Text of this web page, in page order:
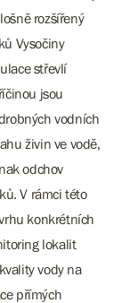
rozšířený
Vysočiny
střevlí
jsou
vodních
živin ve vodě,
odchov
V rámci této
konkrétních
lokalit
vody na
přímých